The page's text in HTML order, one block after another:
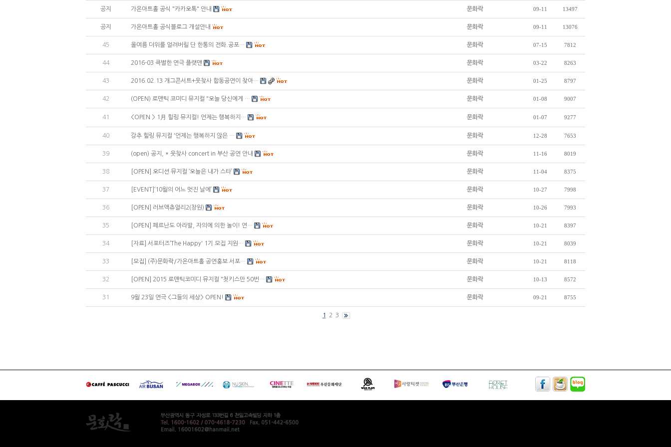
공지 가온아트홀 공식 "카카오톡" 안내 문화락 09-11 13497
공지 가온아트홀 공식블로그 개설안내 문화락 09-11 13076
45 올여름 더위를 얼려버릴 단 한통의 전화.공포… 문화락 07-15 7812
44 2016-03 큭별한 연극 플랫맨 문화락 03-22 8263
43 2016.02.13 개그콘서트+웃찾사 합동공연이 찾아… 문화락 01-25 8797
42 (OPEN) 로맨틱 코미디 뮤지컬 "오늘 당신에게 … 문화락 01-08 9007
41 <OPEN > 1月 힐링 뮤지컬! 언제는 행복하지… 문화락 01-07 9277
40 강추 힐링 뮤지컬 '언제는 행복하지 않은 … 문화락 12-28 7653
39 (open) 공지, * 웃찾사 concert in 부산 공연 안내 문화락 11-16 8019
38 [OPEN] 오디션 뮤지컬 ‘오늘은 내가 스타’ 문화락 11-04 8375
37 [EVENT]‘10월의 어느 멋진 날에’ 문화락 10-27 7998
36 [OPEN] 러브액츄얼리2(창원) 문화락 10-26 7993
35 [OPEN] 페르난도 아라발, 자의에 의한 놀이! 연… 문화락 10-21 8397
34 [자료] 서포터즈‘The Happy' 1기 모집 지원… 문화락 10-21 8039
33 [모집] (주)문화락/가온아트홀 공연홍보 서포… 문화락 10-21 8118
32 [OPEN] 2015 로맨틱코미디 뮤지컬 "첫키스만 50번… 문화락 10-13 8572
31 9월 23일 연극 <그들의 세상> OPEN! 문화락 09-21 8755
1 2 3